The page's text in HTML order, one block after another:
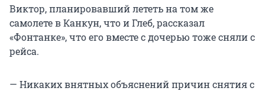
Виктор, планировавший лететь на том же
самолете в Канкун, что и Глеб, рассказал
«Фонтанке», что его вместе с дочерью тоже сняли с
рейса.
— Никаких внятных объяснений причин снятия с